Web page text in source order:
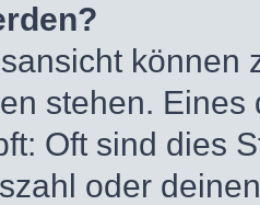
können
stehen.
Oft sind dies
oder